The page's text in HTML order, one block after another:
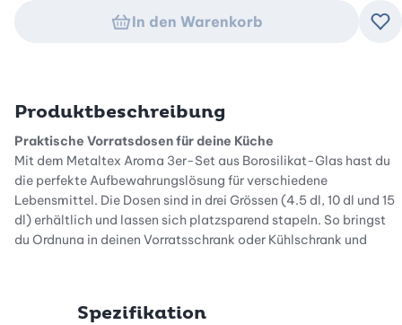
In den Warenkorb
Produktbeschreibung
Praktische Vorratsdosen für deine Küche
Mit dem Metaltex Aroma 3er-Set aus Borosilikat-Glas hast du
die perfekte Aufbewahrungslösung für verschiedene
Lebensmittel. Die Dosen sind in drei Grössen (4.5 dl, 10 dl und 15
dl) erhältlich und lassen sich platzsparend stapeln. So bringst
du Ordnung in deinen Vorratsschrank oder Kühlschrank und
Spezifikation